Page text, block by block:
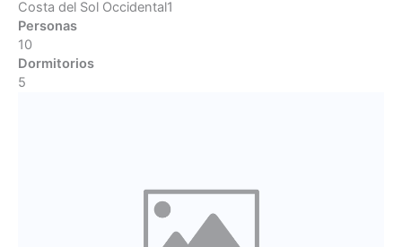
Costa del Sol Occidental1
Personas
10
Dormitorios
5